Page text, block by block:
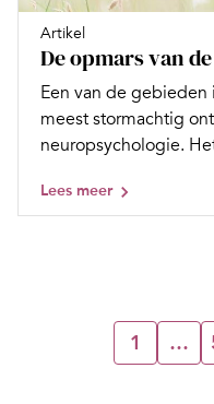
Artikel
De opmars van
Een van de
meest stormachtig
neuropsychologie.
Lees meer
1 …